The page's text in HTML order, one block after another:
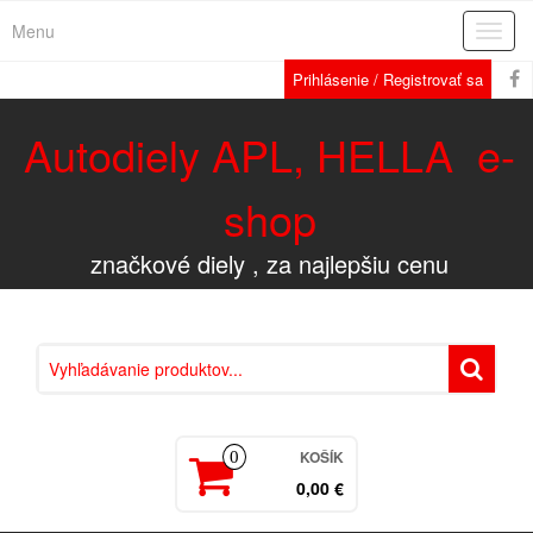
Menu
Prihlásenie / Registrovať sa
Autodiely APL, HELLA e-
shop
značkové diely , za najlepšiu cenu
0 KOŠÍK
0,00 €